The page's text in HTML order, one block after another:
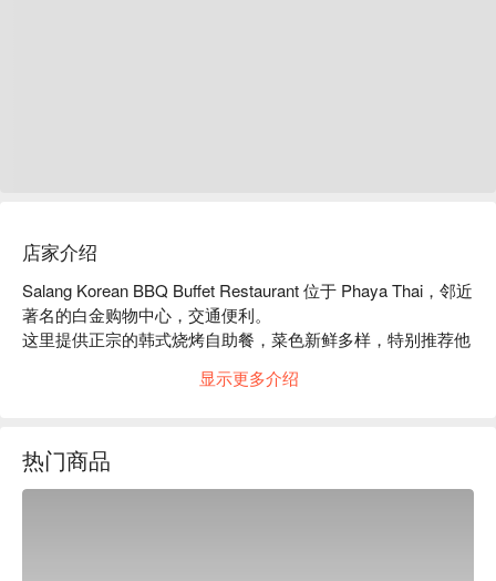
店家介绍
Salang Korean BBQ Buffet Restaurant 位于 Phaya Thai，邻近
著名的白金购物中心，交通便利。
这里提供正宗的韩式烧烤自助餐，菜色新鲜多样，特别推荐他
店内环境舒适，服务热情，深受食客好评，适合家庭聚餐、朋
是理想选择。
用 FunNow 预订立即享优惠！
显示更多介绍
热门商品